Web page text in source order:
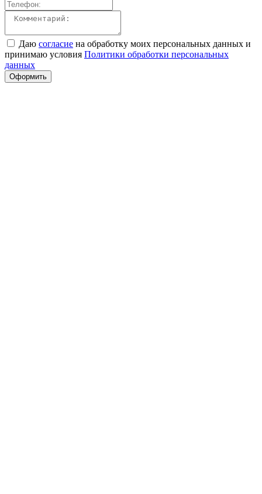
Даю согласие на обработку моих персональных данных и
принимаю условия Политики обработки персональных
данных
Оформить